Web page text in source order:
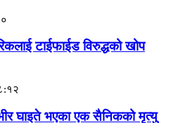
टाईफाईड विरुद्धको खोप
घाइते भएका एक सैनिकको मृत्यु